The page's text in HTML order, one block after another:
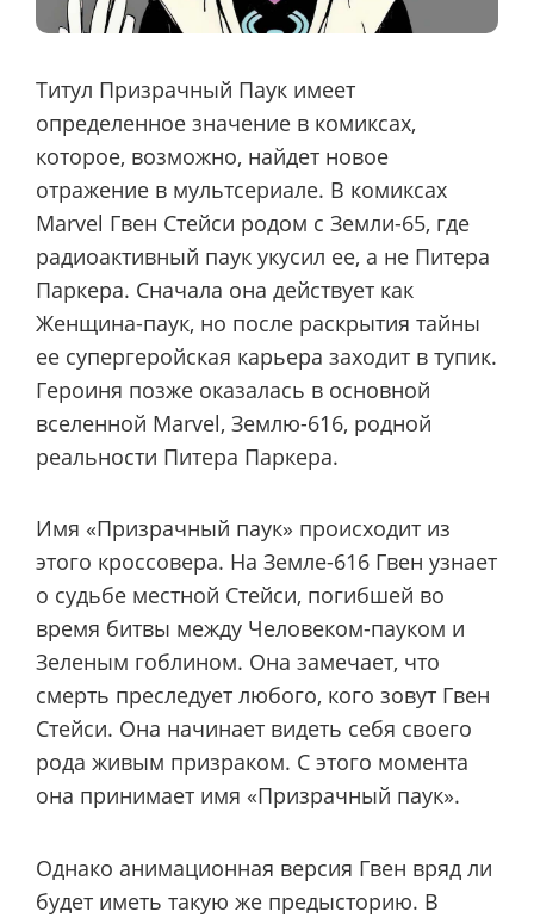
Титул Призрачный Паук имеет
определенное значение в комиксах,
которое, возможно, найдет новое
отражение в мультсериале. В комиксах
Marvel Гвен Стейси родом с Земли-65, где
радиоактивный паук укусил ее, а не Питера
Паркера. Сначала она действует как
Женщина-паук, но после раскрытия тайны
ее супергеройская карьера заходит в тупик.
Героиня позже оказалась в основной
вселенной Marvel, Землю-616, родной
реальности Питера Паркера.
Имя «Призрачный паук» происходит из
этого кроссовера. На Земле-616 Гвен узнает
о судьбе местной Стейси, погибшей во
время битвы между Человеком-пауком и
Зеленым гоблином. Она замечает, что
смерть преследует любого, кого зовут Гвен
Стейси. Она начинает видеть себя своего
рода живым призраком. С этого момента
она принимает имя «Призрачный паук».
Однако анимационная версия Гвен вряд ли
будет иметь такую ​​же предысторию. В